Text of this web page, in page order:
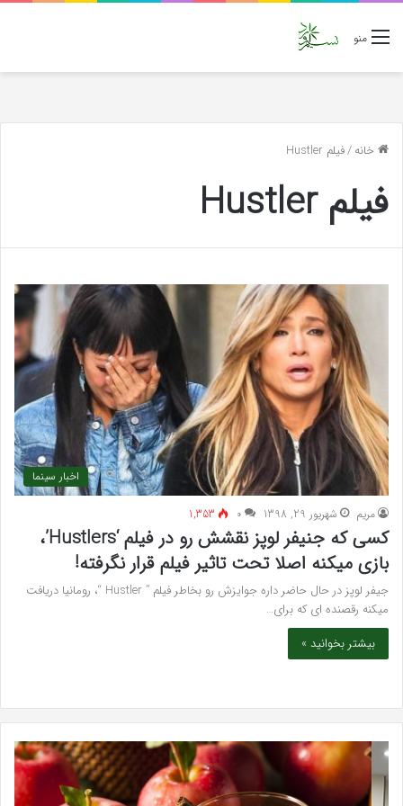
منو
خانه/فیلم Hustler
فیلم Hustler
اخبار سینما
مريم شهریور 29, 1398 ۰ 1,353
کسی که جنیفر لوپز نقشش رو در فیلم ‘Hustlers’،
بازی میکنه اصلا تحت تاثیر فیلم قرار نگرفته!
جیفر لوپز در حال حاضر داره جوایزش رو بخاطر فیلم ” Hustler “، رومانیا دریافت
میکنه رقصنده ای که برای…
بیشتر بخوانید »
سرکه
برای
تند